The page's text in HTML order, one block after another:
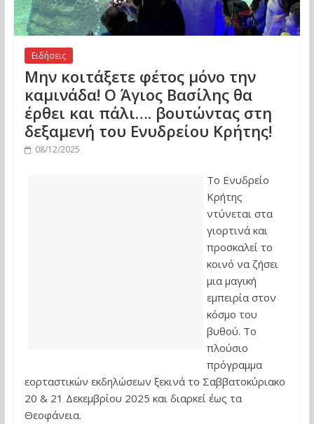
Ειδήσεις
Μην κοιτάξετε φέτος μόνο την
καμινάδα! Ο Άγιος Βασίλης θα
έρθει και πάλι…. βουτώντας στη
δεξαμενή του Ενυδρείου Κρήτης!
08/12/2025
Το Ενυδρείο
Κρήτης
ντύνεται στα
γιορτινά και
προσκαλεί το
κοινό να ζήσει
μια μαγική
εμπειρία στον
κόσμο του
βυθού. Το
πλούσιο
πρόγραμμα
εορταστικών εκδηλώσεων ξεκινά το Σαββατοκύριακο
20 & 21 Δεκεμβρίου 2025 και διαρκεί έως τα
Θεοφάνεια.